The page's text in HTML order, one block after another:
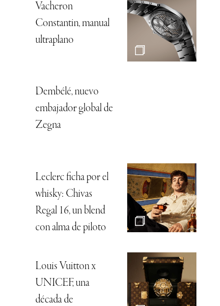
Vacheron
Constantin, manual
ultraplano
Dembélé, nuevo
embajador global de
Zegna
Leclerc ficha por el
whisky: Chivas
Regal 16, un blend
con alma de piloto
Louis Vuitton x
UNICEF, una
década de